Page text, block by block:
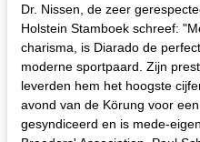
Dr. Nissen, de zeer
Holstein Stamboek schreef:
charisma, is Diarado de
moderne sportpaard. Zijn
leverden hem het hoogste
avond van de Körung voor
gesyndiceerd en is mede-